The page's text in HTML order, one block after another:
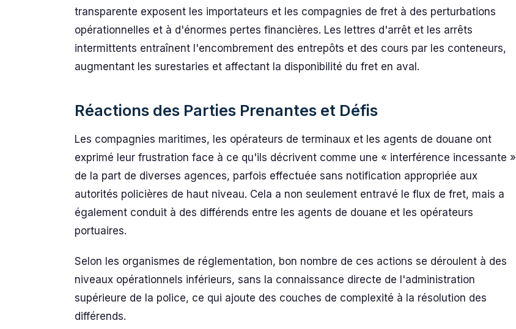
transparente exposent les importateurs et les compagnies de fret à des perturbations
opérationnelles et à d'énormes pertes financières. Les lettres d'arrêt et les arrêts
intermittents entraînent l'encombrement des entrepôts et des cours par les conteneurs,
augmentant les surestaries et affectant la disponibilité du fret en aval.
Réactions des Parties Prenantes et Défis
Les compagnies maritimes, les opérateurs de terminaux et les agents de douane ont
exprimé leur frustration face à ce qu'ils décrivent comme une « interférence incessante »
de la part de diverses agences, parfois effectuée sans notification appropriée aux
autorités policières de haut niveau. Cela a non seulement entravé le flux de fret, mais a
également conduit à des différends entre les agents de douane et les opérateurs
portuaires.
Selon les organismes de réglementation, bon nombre de ces actions se déroulent à des
niveaux opérationnels inférieurs, sans la connaissance directe de l'administration
supérieure de la police, ce qui ajoute des couches de complexité à la résolution des
différends.